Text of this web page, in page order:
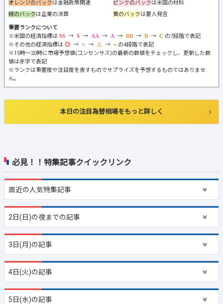
必見！！特集記事クイックリンク
直近の人気特集記事
2日(日)の夜までの記事
3日(月)の記事
4日(火)の記事
5日(水)の記事
オレンジのバックは金融政策関連 ピンクのバックは米国の材料
緑のバックは企業の決算 黄のバックは要人発言
重要ランクについて
※米国の経済指標は
→ → → → → →
の7段階で表記
※その他の経済指標は
→ → →
の4段階で表記
※15時～20時に市場予想値(コンセンサス)の最新の数値をチェックし、更新した数
値は赤字で表記
※ランクは重要度や注目度を表すものでサプライズを予想するものではありませ
ん。
本日の注目為替相場をもっと詳しく